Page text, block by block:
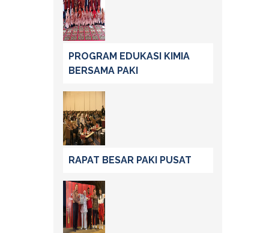
PROGRAM EDUKASI KIMIA
BERSAMA PAKI
RAPAT BESAR PAKI PUSAT